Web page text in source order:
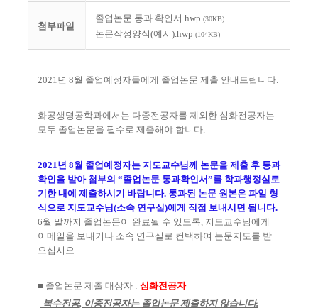
첨부파일
졸업논문 통과 확인서.hwp (30KB)
논문작성양식(예시).hwp (104KB)
2021년 8월 졸업예정자들에게 졸업논문 제출 안내드립니다.
화공생명공학과에서는 다중전공자를 제외한 심화전공자는
모두 졸업논문을 필수로 제출해야 합니다.
2021년 8월 졸업예정자는 지도교수님께 논문을 제출 후 통과
확인을 받아 첨부의 “졸업논문 통과확인서 ”를 학과행정실로
기한 내에 제출하시기 바랍니다. 통과된 논문 원본은 파일 형
식으로 지도교수님 (소속 연구실)에게 직접 보내시면 됩니다.
6월 말까지 졸업논문이 완료될 수 있도록, 지도교수님에게
이메일을 보내거나 소속 연구실로 컨택하여 논문지도를 받
으십시오.
■ 졸업논문 제출 대상자 : 심화전공자
- 복수전공, 이중전공자는 졸업논문 제출하지 않습니다.